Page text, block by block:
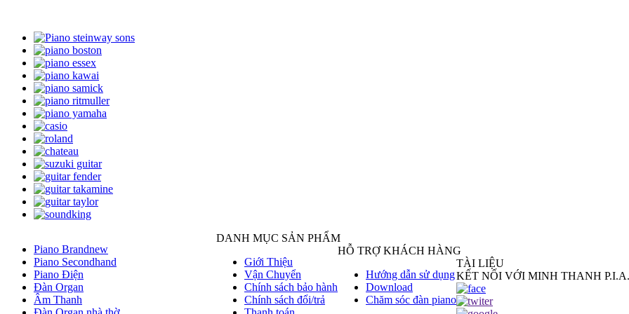
DANH MỤC SẢN PHẨM
Piano Brandnew
Piano Secondhand
Piano Điện
Đàn Organ
Âm Thanh
HỖ TRỢ KHÁCH HÀNG
Giới Thiệu
Vận Chuyển
Chính sách bảo hành
Chính sách đổi/trả
TÀI LIỆU
Hướng dẫn sử dụng
Download
Chăm sóc đàn piano
KẾT NỐI VỚI MINH THANH